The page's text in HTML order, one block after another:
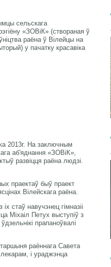
сельскага
«ЗОВіК» (створаная ў
раёна ў Вілейцы на
у пачатку красавіка
2013г. На заключным
аб'яднання «ЗОВіК»,
развіцця раёна людзі.
праектаў быў праект
Вілейскага раёна.
стаў навучэнец гімназіі
Міхаіл Петух выступіў з
прапаноўвалі
раённага Савета
і ураджэнца